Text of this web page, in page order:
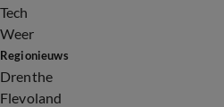
Tech
Weer
Regionieuws
Drenthe
Flevoland